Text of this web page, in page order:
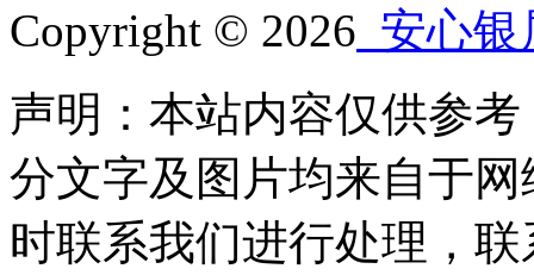
Copyright © 2026 安心银
声明：本站内容仅供参
分文字及图片均来自于
时联系我们进行处理，